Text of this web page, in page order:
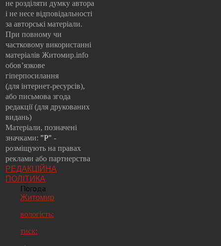
не розділяти думку автора
і не несе відповідальності
за авторські матеріали.
При повному чи
частковому використанні
матеріалів Житомир.info
обов’язкове
гіперпосилання
(для інтернет-ресурсів),
або письмова згода
редакції (для друкованих
видань)
Матеріали, позначені
значками: "Р"-
розміщують на правах
реклами або партнерства
РЕДАКЦІЙНА
ПОЛІТИКА
Погода
Житомир
вологість:
тиск: